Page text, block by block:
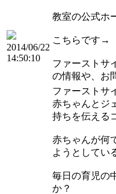
2014/06/22
14:50:10
教室の公式ホ
こちらです→
ファーストサ
の情報や、お
ファーストサ
赤ちゃんとジ
持ちを伝える
赤ちゃんが何
ようとしてい
毎日の育児の
か？